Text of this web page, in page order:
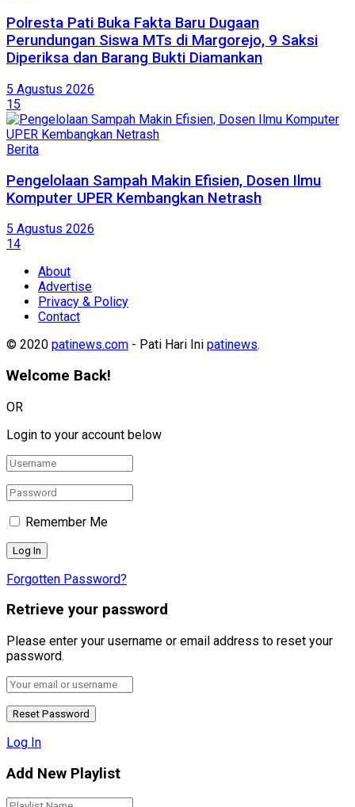
Polresta Pati Buka Fakta Baru Dugaan
Perundungan Siswa MTs di Margorejo, 9 Saksi
Diperiksa dan Barang Bukti Diamankan
5 Agustus 2026
15
Berita
Pengelolaan Sampah Makin Efisien, Dosen Ilmu
Komputer UPER Kembangkan Netrash
5 Agustus 2026
14
About
Advertise
Privacy & Policy
Contact
© 2020 patinews.com - Pati Hari Ini patinews.
Welcome Back!
OR
Login to your account below
Remember Me
Forgotten Password?
Retrieve your password
Please enter your username or email address to reset your
password.
Log In
Add New Playlist